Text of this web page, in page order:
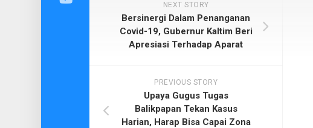
NEXT STORY
Bersinergi Dalam Penanganan
Covid-19, Gubernur Kaltim Beri
Apresiasi Terhadap Aparat
PREVIOUS STORY
Upaya Gugus Tugas
Balikpapan Tekan Kasus
Harian, Harap Bisa Capai Zona